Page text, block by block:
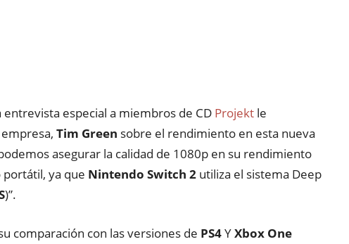
entrevista especial a miembros de CD Projekt le
Tim Green sobre el rendimiento en esta nueva
asegurar la calidad de 1080p en su rendimiento
portátil, ya que Nintendo Switch 2 utiliza el sistema Deep
)”.
comparación con las versiones de PS4YXbox One